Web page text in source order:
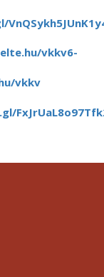
vkkv6-
vkkv